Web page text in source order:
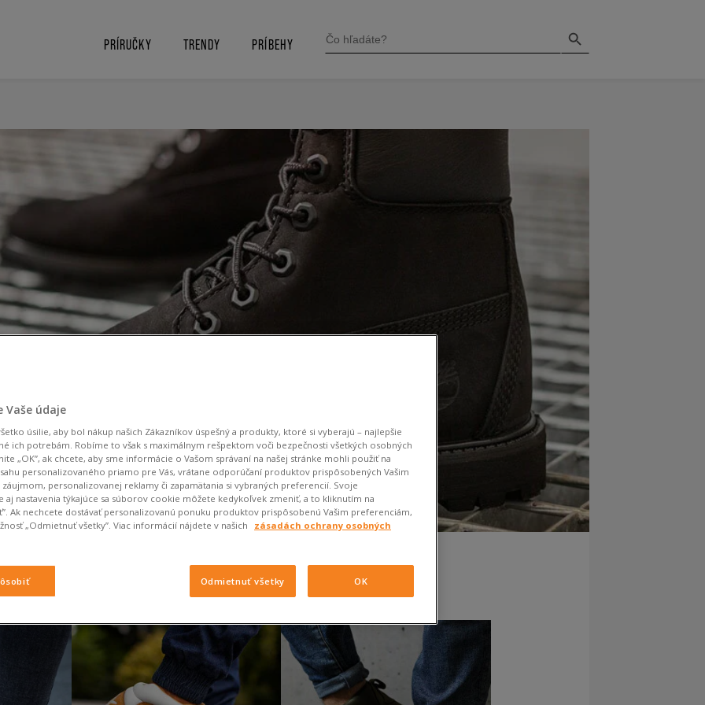
PRÍRUČKY TRENDY PRÍBEHY
FOR:
Vaše údaje
úsilie, aby bol nákup našich Zákazníkov úspešný a produkty, ktoré si vyberajú – najlepšie
ich potrebám. Robíme to však s maximálnym rešpektom voči bezpečnosti všetkých osobných
„OK”, ak chcete, aby sme informácie o Vašom správaní na našej stránke mohli použiť na
personalizovaného priamo pre Vás, vrátane odporúčaní produktov prispôsobených Vašim
personalizovanej reklamy či zapamätania si vybraných preferencií. Svoje
aj nastavenia týkajúce sa súborov cookie môžete kedykoľvek zmeniť, a to kliknutím na
Ak nechcete dostávať personalizovanú ponuku produktov prispôsobenú Vašim preferenciám,
„Odmietnuť všetky”. Viac informácií nájdete v našich
zásadách ochrany osobných
Odmietnuť všetky OK